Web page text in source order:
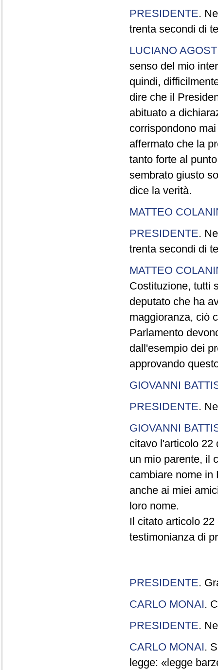
PRESIDENTE.
trenta secondi di
LUCIANO
senso del mio
quindi,
dire che il
abituato a
corrispondono
affermato che la
tanto forte al
sembrato giusto
dice la verità.
MATTEO
PRESIDENTE.
trenta secondi di
MATTEO
Costituzione, tutti
deputato che ha
maggioranza, ciò
Parlamento
dall'esempio dei
approvando
GIOVANNI
PRESIDENTE.
GIOVANNI
citavo l'articolo 22
un mio parente, il
cambiare nome in
anche ai miei
loro nome.
Il citato articolo
testimonianza di
PRESIDENTE.
CARLO MONAI.
PRESIDENTE.
CARLO MONAI.
legge: «legge